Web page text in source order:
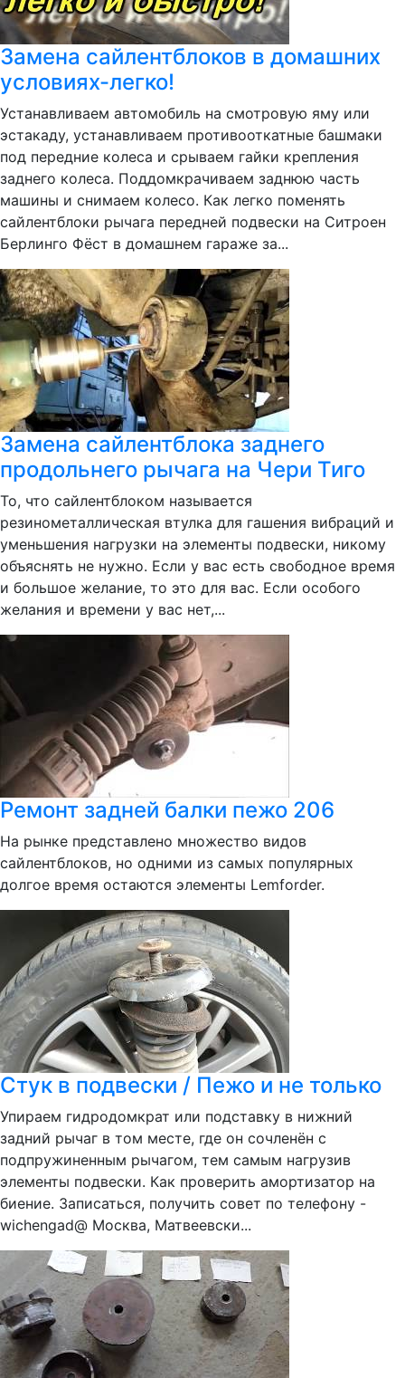
Замена сайлентблоков в домашних
условиях-легко!
Устанавливаем автомобиль на смотровую яму или
эстакаду, устанавливаем противооткатные башмаки
под передние колеса и срываем гайки крепления
заднего колеса. Поддомкрачиваем заднюю часть
машины и снимаем колесо. Как легко поменять
сайлентблоки рычага передней подвески на Ситроен
Берлинго Фёст в домашнем гараже за...
Замена сайлентблока заднего
продольнего рычага на Чери Тиго
То, что сайлентблоком называется
резинометаллическая втулка для гашения вибраций и
уменьшения нагрузки на элементы подвески, никому
объяснять не нужно. Если у вас есть свободное время
и большое желание, то это для вас. Если особого
желания и времени у вас нет,...
Ремонт задней балки пежо 206
На рынке представлено множество видов
сайлентблоков, но одними из самых популярных
долгое время остаются элементы Lemforder.
Стук в подвески / Пежо и не только
Упираем гидродомкрат или подставку в нижний
задний рычаг в том месте, где он сочленён с
подпружиненным рычагом, тем самым нагрузив
элементы подвески. Как проверить амортизатор на
биение. Записаться, получить совет по телефону -
wichengad@ Москва, Матвеевски...